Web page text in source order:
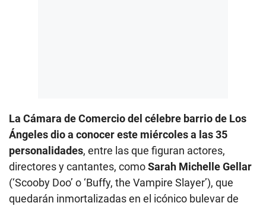
La Cámara de Comercio del célebre barrio de Los
Ángeles dio a conocer este miércoles a las 35
personalidades, entre las que figuran actores,
directores y cantantes, comoSarah Michelle Gellar
(‘Scooby Doo’ o ‘Buffy, the Vampire Slayer’), que
quedarán inmortalizadas en el icónico bulevar de